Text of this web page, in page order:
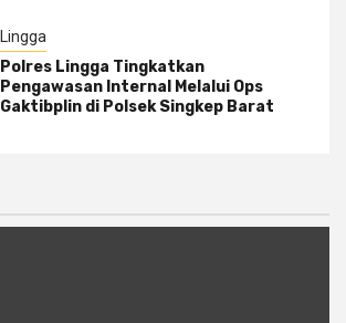
Lingga
Polres Lingga Tingkatkan
Pengawasan Internal Melalui Ops
Gaktibplin di Polsek Singkep Barat